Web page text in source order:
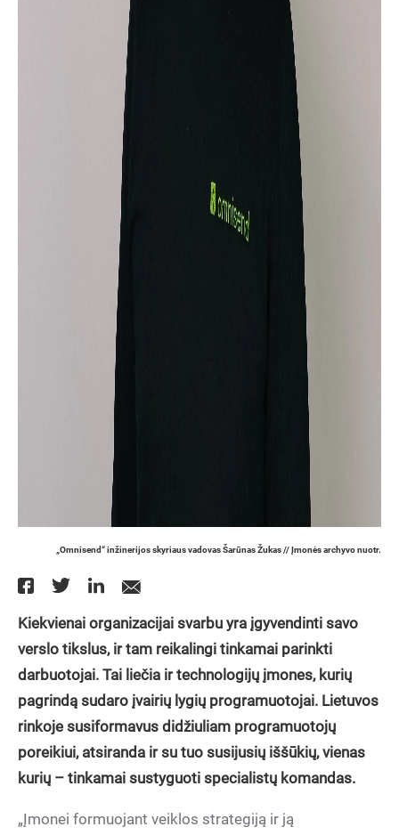
„Omnisend“ inžinerijos skyriaus vadovas Šarūnas Žukas // Įmonės archyvo nuotr.
Kiekvienai organizacijai svarbu yra įgyvendinti savo
verslo tikslus, ir tam reikalingi tinkamai parinkti
darbuotojai. Tai liečia ir technologijų įmones, kurių
pagrindą sudaro įvairių lygių programuotojai. Lietuvos
rinkoje susiformavus didžiuliam programuotojų
poreikiui, atsiranda ir su tuo susijusių iššūkių, vienas
kurių – tinkamai sustyguoti specialistų komandas.
„Įmonei formuojant veiklos strategiją ir ją